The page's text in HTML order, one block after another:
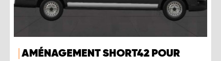
AMÉNAGEMENT SHORT42 POUR